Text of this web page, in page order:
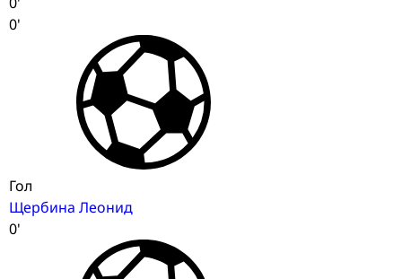
0'
Гол
Щербина Леонид
0'